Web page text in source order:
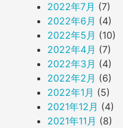
2022年7月 (7)
2022年6月 (4)
2022年5月 (10)
2022年4月 (7)
2022年3月 (4)
2022年2月 (6)
2022年1月 (5)
2021年12月 (4)
2021年11月 (8)